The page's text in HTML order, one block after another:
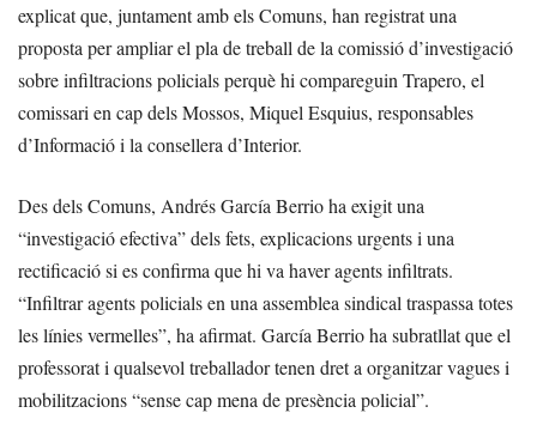
explicat que, juntament amb els Comuns, han registrat una
proposta per ampliar el pla de treball de la comissió d’investigació
sobre infiltracions policials perquè hi compareguin Trapero, el
comissari en cap dels Mossos, Miquel Esquius, responsables
d’Informació i la consellera d’Interior.
Des dels Comuns, Andrés García Berrio ha exigit una
“investigació efectiva” dels fets, explicacions urgents i una
rectificació si es confirma que hi va haver agents infiltrats.
“Infiltrar agents policials en una assemblea sindical traspassa totes
les línies vermelles”, ha afirmat. García Berrio ha subratllat que el
professorat i qualsevol treballador tenen dret a organitzar vagues i
mobilitzacions “sense cap mena de presència policial”.